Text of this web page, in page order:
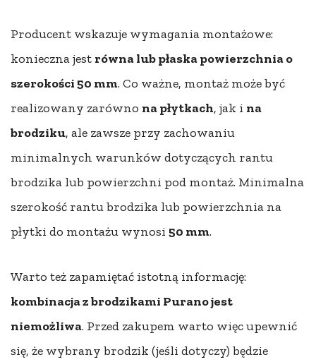
Producent wskazuje wymagania montażowe:
konieczna jest równa lub płaska powierzchnia o
szerokości 50 mm. Co ważne, montaż może być
realizowany zarówno na płytkach, jak i na
brodziku, ale zawsze przy zachowaniu
minimalnych warunków dotyczących rantu
brodzika lub powierzchni pod montaż. Minimalna
szerokość rantu brodzika lub powierzchnia na
płytki do montażu wynosi 50 mm.
Warto też zapamiętać istotną informację:
kombinacja z brodzikami Purano jest
niemożliwa. Przed zakupem warto więc upewnić
się, że wybrany brodzik (jeśli dotyczy) będzie